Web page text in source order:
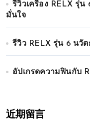
รีวิวเครื่อง RELX รุ่
มั่นใจ
รีวิว RELX รุ่น 6 นวั
อัปเกรดความฟินกับ
近期留言